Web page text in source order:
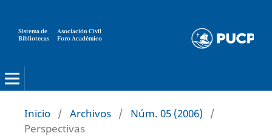
Sistema de
Bibliotecas
Asociación Civil
Foro Académico
Inicio / Archivos / Núm. 05 (2006)
/
Perspectivas